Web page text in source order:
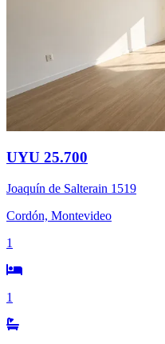
UYU 25.700
Joaquín de Salterain 1519
Cordón, Montevideo
1
1